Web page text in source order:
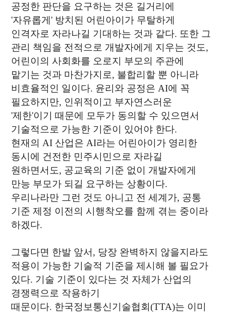
공정한 판단을 요구하는 것은 길거리에
'자유롭게' 방치된 어린아이가 무탈하게
인격자로 자라나길 기대하는 것과 같다. 또한 그
관리 책임을 전적으로 개발자에게 지우는 것도,
어린이의 사회화를 오로지 부모의 주관에
맡기는 것과 마찬가지로, 불합리할 뿐 아니라
비효율적인 일이다. 윤리와 공정은 AI에 꼭
필요하지만, 인위적이고 부자연스러운
'제한'이기 때문에 모두가 동의할 수 있으면서
기술적으로 가능한 기준이 있어야 한다.
현재의 AI 산업은 AI라는 어린아이가 영리한
동시에 건전한 민주시민으로 자라길
원하면서도, 공교육의 기준 없이 개발자에게
만능 부모가 되길 요구하는 상황이다.
우리나라만 그런 것도 아니고 전 세계가, 공통
기준 제정 이전의 시행착오를 함께 겪는 중이라
하겠다.
그렇다면 한발 앞서, 당장 완벽하지 않을지라도
적용이 가능한 기술적 기준을 제시해 볼 필요가
있다. 기술 기준이 있다는 것 자체가 산업의
경쟁력으로 작용하기
때문이다. 한국정보통신기술협회(TTA)는 이미